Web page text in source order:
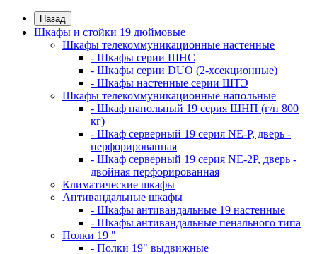
Назад
Шкафы и стойки 19 дюймовые
Шкафы телекоммуникационные настенные
- Шкафы серии ШНС
- Шкафы серии DUO (2-хсекционные)
- Шкафы настенные серии ШТЭ
Шкафы телекоммуникационные напольные
- Шкаф напольный 19 серия ШНП (г/п 800
кг)
- Шкаф серверный 19 серия NE-P, дверь -
перфорированная
- Шкаф серверный 19 серия NE-2P, дверь -
двойная перфорированная
Климатические шкафы
Антивандальные шкафы
- Шкафы антивандальные 19 настенные
- Шкафы антивандальные пенального типа
Полки 19 "
- Полки 19" выдвижные